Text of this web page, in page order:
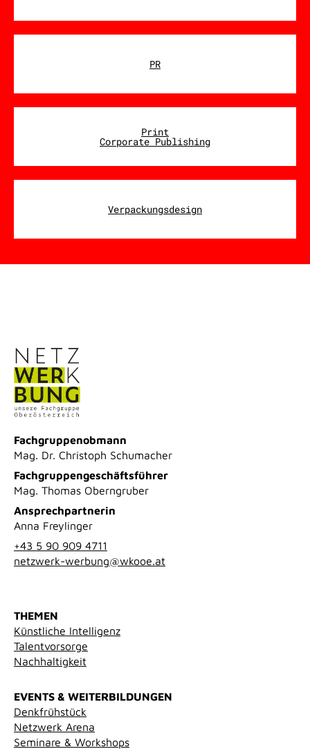
PR
Print
Corporate Publishing
Verpackungsdesign
Fachgruppenobmann
Mag. Dr. Christoph Schumacher
Fachgruppengeschäftsführer
Mag. Thomas Oberngruber
Ansprechpartnerin
Anna Freylinger
+43 5 90 909 4711
netzwerk-werbung@wkooe.at
THEMEN
Künstliche Intelligenz
Talentvorsorge
Nachhaltigkeit
EVENTS & WEITERBILDUNGEN
Denkfrühstück
Netzwerk Arena
Seminare & Workshops